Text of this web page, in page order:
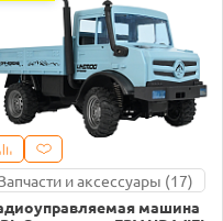
и аксессуары (17)
машина